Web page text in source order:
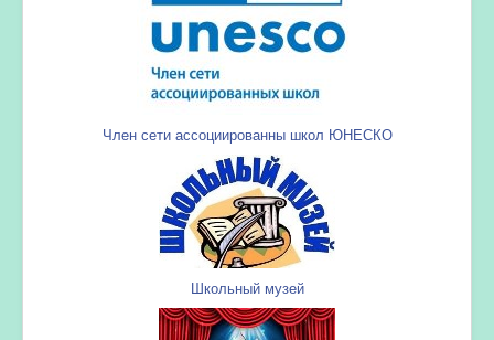
Член сети ассоциированны школ ЮНЕСКО
Школьный музей